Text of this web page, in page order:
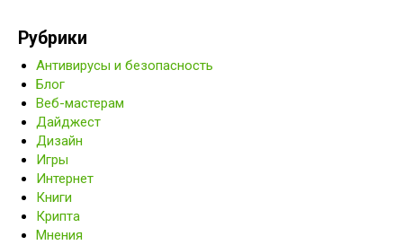
Рубрики
Антивирусы и безопасность
Блог
Веб-мастерам
Дайджест
Дизайн
Игры
Интернет
Книги
Крипта
Мнения